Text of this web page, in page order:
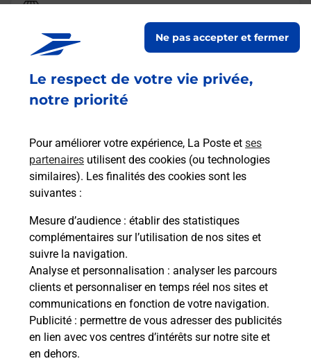
Le respect de votre vie privée,
notre priorité
Pour améliorer votre expérience, La Poste et ses
partenaires utilisent des cookies (ou technologies
similaires). Les finalités des cookies sont les
suivantes :
Mesure d’audience : établir des statistiques
complémentaires sur l’utilisation de nos sites et
suivre la navigation.
Analyse et personnalisation : analyser les parcours
clients et personnaliser en temps réel nos sites et
communications en fonction de votre navigation.
Publicité : permettre de vous adresser des publicités
en lien avec vos centres d’intérêts sur notre site et
en dehors.
Ne pas accepter et fermer
La Poste Agence Communale
ST LEGER SOUS BEUVRAY MAIRIE
ouvre lundi à 08h45
PLACE DE LA FONTAINE
71990 ST LEGER SOUS BEUVRAY
Malin !
La Poste
en ligne
Ouvert 24h/24
En savoir plus